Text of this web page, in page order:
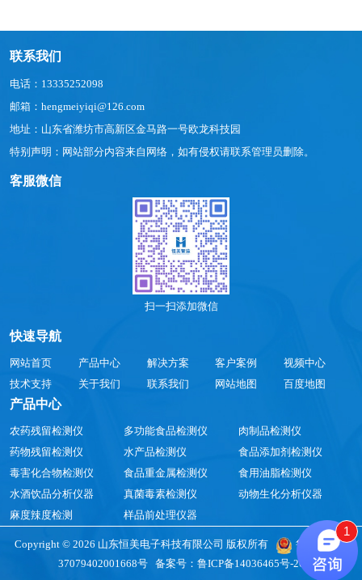
联系我们
电话：13335252098
邮箱：hengmeiyiqi@126.com
地址：山东省潍坊市高新区金马路一号欧龙科技园
特别声明：网站部分内容来自网络，如有侵权请联系管理员删除。
客服微信
扫一扫添加微信
快速导航
网站首页 产品中心 解决方案 客户案例
视频中心
技术支持
关于我们 联系我们 网站地图 百度地图
产品中心
农药残留检测仪 多功能食品检测仪
肉制品检测仪
药物残留检测仪
水产品检测仪
食品添加剂检测仪
毒害化合物检测仪
食品重金属检测仪
食用油脂检测仪
水酒饮品分析仪器
真菌毒素检测仪
动物生化分析仪器
麻度辣度检测
样品前处理仪器
Copyright © 2026 山东恒美电子科技有限公司 版权所有
鲁公网安备
37079402001668号备案号： 鲁ICP备14036465号-26
1